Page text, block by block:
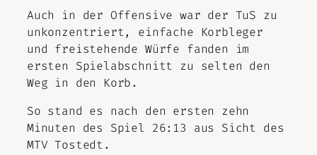
Auch in der Offensive war der TuS zu
unkonzentriert, einfache Korbleger
und freistehende Würfe fanden im
ersten Spielabschnitt zu selten den
Weg in den Korb.
So stand es nach den ersten zehn
Minuten des Spiel 26:13 aus Sicht des
MTV Tostedt.